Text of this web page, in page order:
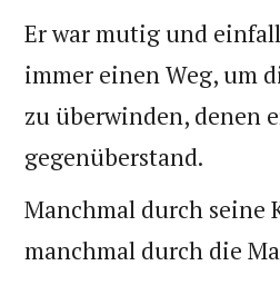
Er war mutig und
immer einen Weg, um
zu überwinden, denen
gegenüberstand.
Manchmal durch seine
manchmal durch die